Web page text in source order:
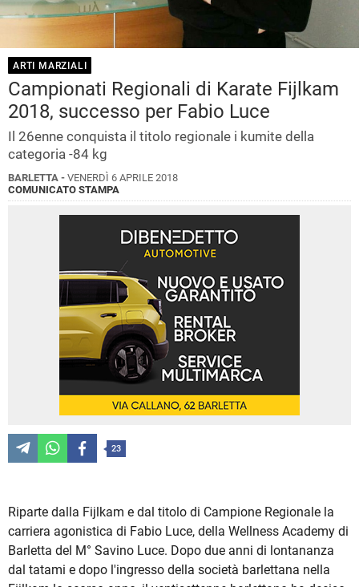
ARTI MARZIALI
Campionati Regionali di Karate Fijlkam
2018, successo per Fabio Luce
Il 26enne conquista il titolo regionale i kumite della
categoria -84 kg
BARLETTA - VENERDÌ 6 APRILE 2018
COMUNICATO STAMPA
23
Riparte dalla Fijlkam e dal titolo di Campione Regionale la
carriera agonistica di Fabio Luce, della Wellness Academy di
Barletta del M° Savino Luce. Dopo due anni di lontananza
dal tatami e dopo l'ingresso della società barlettana nella